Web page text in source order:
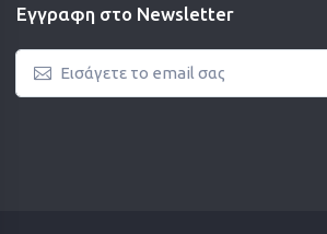
Εγγραφη στο Newsletter